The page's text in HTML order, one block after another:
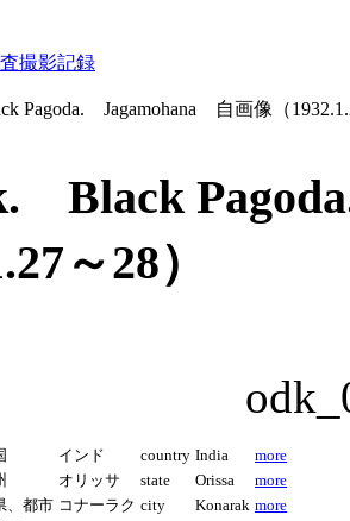
撮影記録
Pagoda. Jagamohana 自画像（
Black
～28）
インド country India
more
オリッサ state Orissa
more
、都市 コナーラク city Konarak more